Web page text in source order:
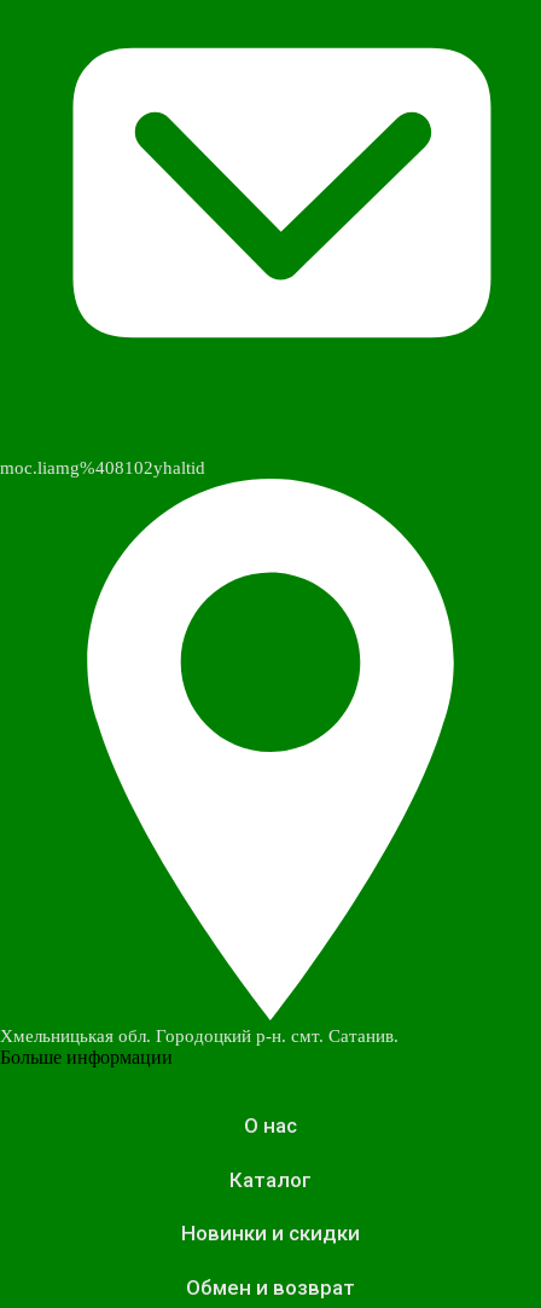
moc.liamg%408102yhaltid
Хмельницькая обл. Городоцкий р-н. смт. Сатанив.
Больше информации
О нас
Каталог
Новинки и скидки
Обмен и возврат